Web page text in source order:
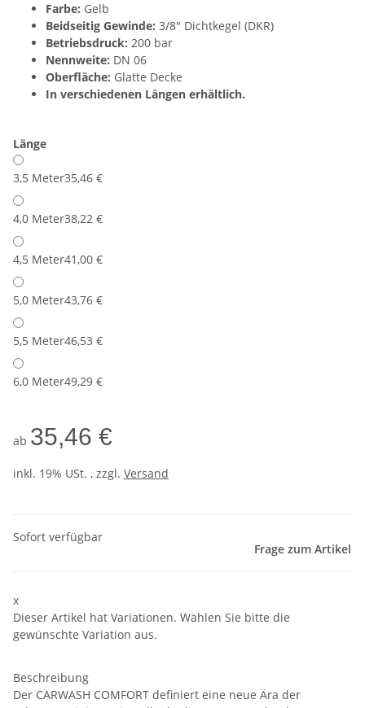
Farbe: Gelb
Beidseitig Gewinde: 3/8" Dichtkegel (DKR)
Betriebsdruck: 200 bar
Nennweite: DN 06
Oberfläche: Glatte Decke
In verschiedenen Längen erhältlich.
Länge
3,5 Meter35,46 €
4,0 Meter38,22 €
4,5 Meter41,00 €
5,0 Meter43,76 €
5,5 Meter46,53 €
6,0 Meter49,29 €
ab 35,46 €
inkl. 19% USt. , zzgl. Versand
Sofort verfügbar
Frage zum Artikel
x
Dieser Artikel hat Variationen. Wählen Sie bitte die
gewünschte Variation aus.
Beschreibung
Der CARWASH COMFORT definiert eine neue Ära der